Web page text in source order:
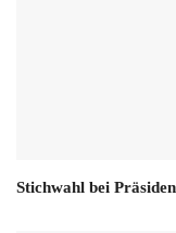
Stichwahl bei